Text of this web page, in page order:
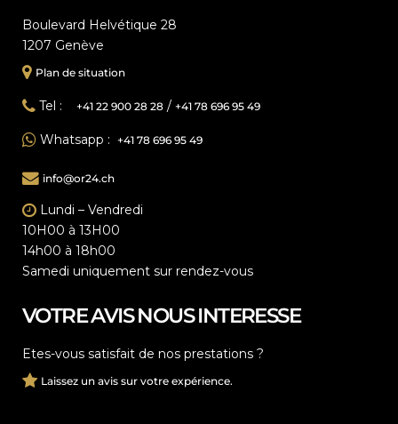
Boulevard Helvétique 28
1207 Genève
Plan de situation
Tel : +41 22 900 28 28 / +41 78 696 95 49
Whatsapp : +41 78 696 95 49
info@or24.ch
Lundi – Vendredi
10H00 à 13H00
14h00 à 18h00
Samedi uniquement sur rendez-vous
VOTRE AVIS NOUS INTERESSE
Etes-vous satisfait de nos prestations ?
Laissez un avis sur votre expérience.